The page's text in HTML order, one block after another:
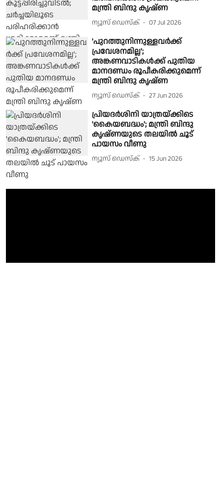
മന്ത്രി ബിന്ദു കൃഷ്ണ
ന്യൂസ് ഡെസ്ക് 07 Jul 2026
'പുറത്തുനിന്നുള്ളവർക്ക്
പ്രവേശനമില്ല';
അങ്കണവാടികൾക്ക് പുതിയ
മാനദണ്ഡം രൂപീകരിക്കുമെന്ന്
മന്ത്രി ബിന്ദു കൃഷ്ണ
ന്യൂസ് ഡെസ്ക് 27 Jun 2026
പ്രിയദർശിനി യാത്രയ്ക്കിടെ
'കൈയബദ്ധം'; മന്ത്രി ബിന്ദു
കൃഷ്ണയുടെ തലയിൽ ചൂട്
പായസം വീണു
ന്യൂസ് ഡെസ്ക് 15 Jun 2026